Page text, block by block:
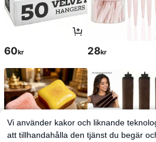
60kr 28kr
Vi använder kakor och liknande
att tillhandahålla den tjänst du begär